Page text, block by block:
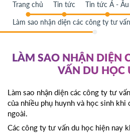
Trang chủ Tin tức Tin tức Á - Âu
Làm sao nhận diện các công ty tư
LÀM SAO NHẬN DIỆN
VẤN DU HỌC
Làm sao nhận diện các công ty tư
của nhiều phụ huynh và học sinh
ngoài.
Các công ty tư vấn du học hiện nay